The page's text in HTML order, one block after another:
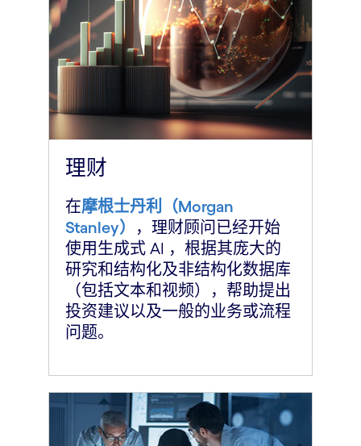
理财
在摩根士丹利（Morgan
Stanley）
，理财顾问已经开始
使用生成式 AI ，根据其庞大的
研究和结构化及非结构化数据库
（包括文本和视频），帮助提出
投资建议以及一般的业务或流程
问题。